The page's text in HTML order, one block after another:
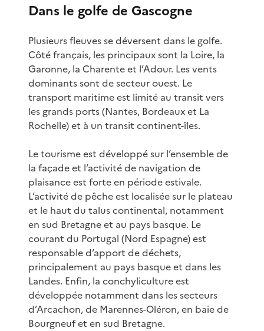
Dans le golfe de Gascogne
Plusieurs fleuves se déversent dans le golfe.
Côté français, les principaux sont la Loire, la
Garonne, la Charente et l’Adour. Les vents
dominants sont de secteur ouest. Le
transport maritime est limité au transit vers
les grands ports (Nantes, Bordeaux et La
Rochelle) et à un transit continent-îles.
Le tourisme est développé sur l’ensemble de
la façade et l’activité de navigation de
plaisance est forte en période estivale.
L’activité de pêche est localisée sur le plateau
et le haut du talus continental, notamment
en sud Bretagne et au pays basque. Le
courant du Portugal (Nord Espagne) est
responsable d’apport de déchets,
principalement au pays basque et dans les
Landes. Enfin, la conchyliculture est
développée notamment dans les secteurs
d’Arcachon, de Marennes-Oléron, en baie de
Bourgneuf et en sud Bretagne.